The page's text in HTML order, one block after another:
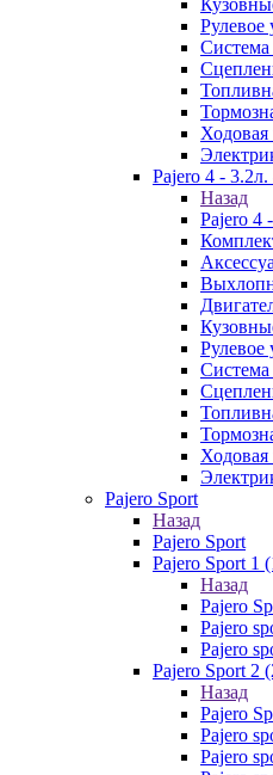
Рулевое
Ходовая
Pajero 4 - 3.2л.
Назад
Pajero 4
Рулевое
Ходовая
Pajero Sport
Назад
Pajero Sport
Pajero Sport 1
Назад
Pajero
Pajero
Pajero
Pajero Sport 2
Назад
Pajero
Pajero
Pajero